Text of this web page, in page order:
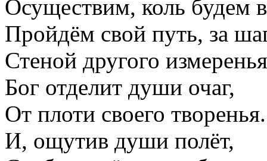
Осуществим, коль будем
Пройдём свой путь, за
Стеной другого
Бог отделит души очаг,
От плоти своего творенья.
И, ощутив души полёт,